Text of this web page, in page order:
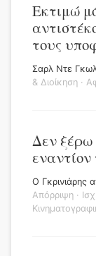
Εκτιμώ
τους
Σαρλ Ντε
& Διοίκηση ·
Δεν ξέρω
εναντίον
Ο Γκρινιάρης
Απόρριψη ·